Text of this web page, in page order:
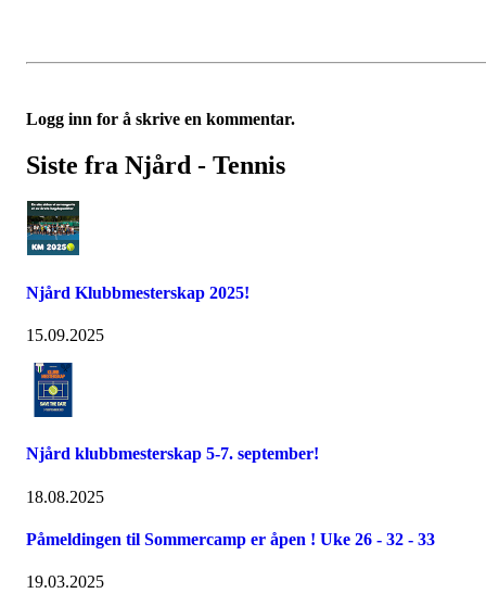
Logg inn for å skrive en kommentar.
Siste fra Njård - Tennis
Njård Klubbmesterskap 2025!
15.09.2025
Njård klubbmesterskap 5-7. september!
18.08.2025
Påmeldingen til Sommercamp er åpen ! Uke 26 - 32 - 33
19.03.2025